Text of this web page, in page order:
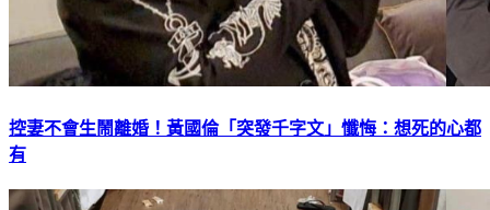
控妻不會生鬧離婚！黃國倫「突發千字文」懺悔：想死的心都
有